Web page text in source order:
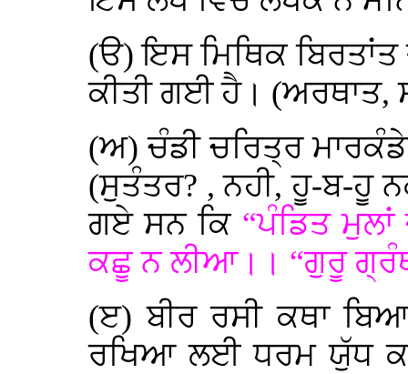
(ੳ) ਇਸ ਮਿਥਿਕ ਬਿਰਤਾਂਤ
ਕੀਤੀ ਗਈ ਹੈ। (ਅਰਥਾਤ,
(ਅ) ਚੰਡੀ ਚਰਿਤ੍ਰ
(ਸੁਤੰਤਰ? , ਨਹੀ, ਹੂ-ਬ-ਹੂ
ਗਏ ਸਨ ਕਿ “ਪੰਡਿਤ
ਕਛੂ ਨ ਲੀਆ।। “ਗੁਰੂ
(ੲ) ਬੀਰ ਰਸੀ ਕਥਾ
ਰਖਿਆ ਲਈ ਧਰਮ ਯੁੱਧ